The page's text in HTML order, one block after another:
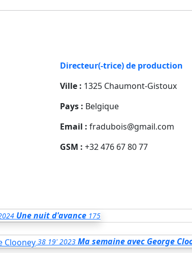
Directeur(-trice) de production
Ville : 1325 Chaumont-Gistoux
Pays : Belgique
Email : fradubois@gmail.com
GSM : +32 476 67 80 77
Une nuit d'avance 175
38 19' 2023 Ma semaine avec George